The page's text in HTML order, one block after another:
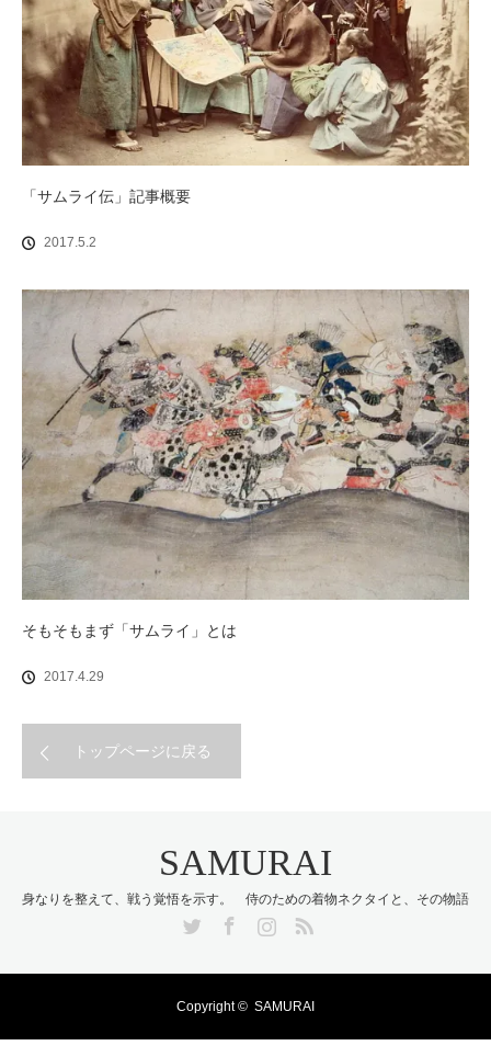
「サムライ伝」記事概要
2017.5.2
そもそもまず「サムライ」とは
2017.4.29
トップページに戻る
SAMURAI
身なりを整えて、戦う覚悟を示す。 侍のための着物ネクタイと、その物語
Copyright © SAMURAI